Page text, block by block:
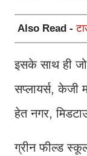
Also Read -
इसके साथ ही
सप्लायर्स, केजी
हेत नगर,
ग्रीन फील्ड